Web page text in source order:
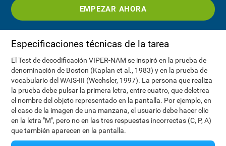
EMPEZAR AHORA
Especificaciones técnicas de la tarea
El Test de decodificación VIPER-NAM se inspiró en la prueba de
denominación de Boston (Kaplan et al., 1983) y en la prueba de
vocabulario del WAIS-III (Wechsler, 1997). La persona que realiza
la prueba debe pulsar la primera letra, entre cuatro, que deletrea
el nombre del objeto representado en la pantalla. Por ejemplo, en
el caso de la imagen de una manzana, el usuario debe hacer clic
en la letra "M", pero no en las tres respuestas incorrectas (C, P, A)
que también aparecen en la pantalla.